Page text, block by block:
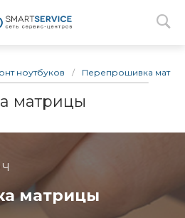
ноутбуков / Перепрошивка
матрицы
матрицы